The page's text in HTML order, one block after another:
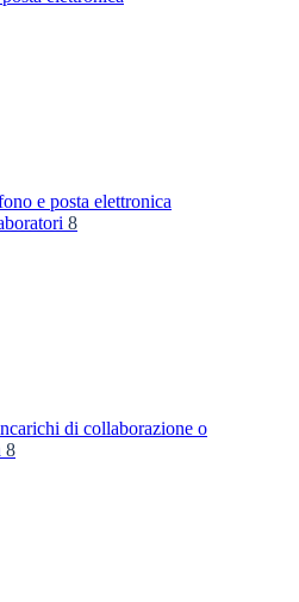
e posta elettronica
8
di collaborazione o
8